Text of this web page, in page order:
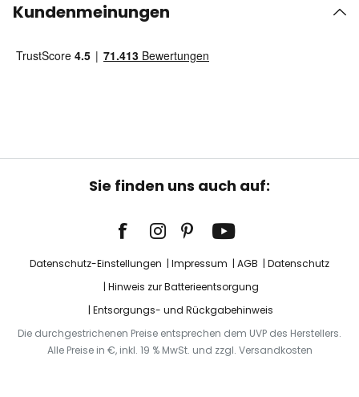
Kundenmeinungen
Sie finden uns auch auf:
Datenschutz-Einstellungen Impressum AGB
Datenschutz
Hinweis zur Batterieentsorgung
Entsorgungs- und Rückgabehinweis
Die durchgestrichenen Preise entsprechen dem UVP des Herstellers.
Alle Preise in €, inkl. 19 % MwSt. und zzgl. Versandkosten